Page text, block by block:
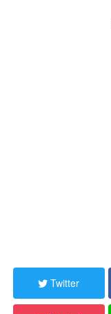
Twitter